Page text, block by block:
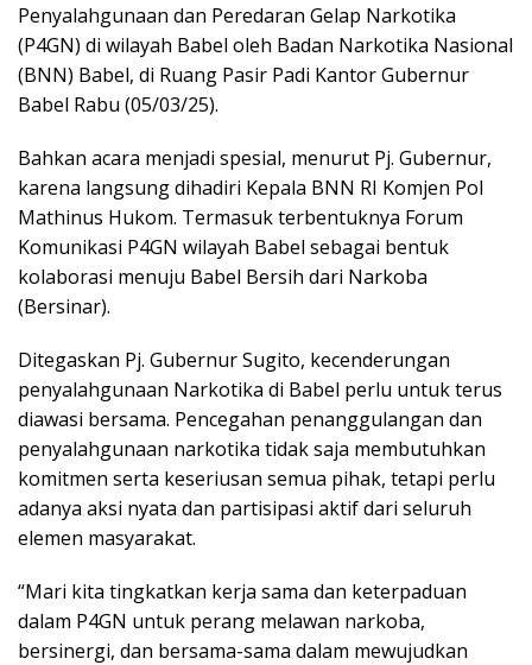
Penyalahgunaan dan Peredaran Gelap Narkotika
(P4GN) di wilayah Babel oleh Badan Narkotika Nasional
(BNN) Babel, di Ruang Pasir Padi Kantor Gubernur
Babel Rabu (05/03/25).
Bahkan acara menjadi spesial, menurut Pj. Gubernur,
karena langsung dihadiri Kepala BNN RI Komjen Pol
Mathinus Hukom. Termasuk terbentuknya Forum
Komunikasi P4GN wilayah Babel sebagai bentuk
kolaborasi menuju Babel Bersih dari Narkoba
(Bersinar).
Ditegaskan Pj. Gubernur Sugito, kecenderungan
penyalahgunaan Narkotika di Babel perlu untuk terus
diawasi bersama. Pencegahan penanggulangan dan
penyalahgunaan narkotika tidak saja membutuhkan
komitmen serta keseriusan semua pihak, tetapi perlu
adanya aksi nyata dan partisipasi aktif dari seluruh
elemen masyarakat.
“Mari kita tingkatkan kerja sama dan keterpaduan
dalam P4GN untuk perang melawan narkoba,
bersinergi, dan bersama-sama dalam mewujudkan